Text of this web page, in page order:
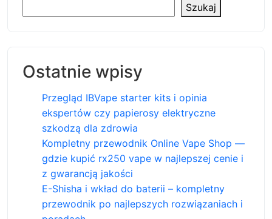
Szukaj
Ostatnie wpisy
Przegląd IBVape starter kits i opinia
ekspertów czy papierosy elektryczne
szkodzą dla zdrowia
Kompletny przewodnik Online Vape Shop —
gdzie kupić rx250 vape w najlepszej cenie i
z gwarancją jakości
E-Shisha i wkład do baterii – kompletny
przewodnik po najlepszych rozwiązaniach i